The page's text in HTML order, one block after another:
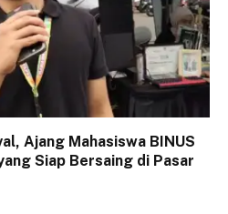
Ajang Mahasiswa BINUS
Siap Bersaing di Pasar